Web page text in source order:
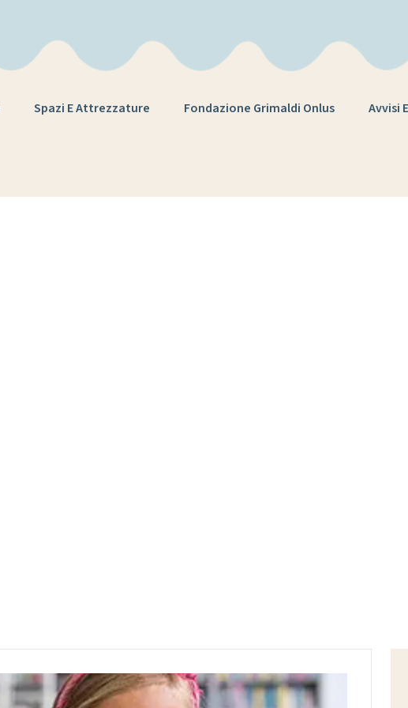
Spazi E Attrezzature Fondazione Grimaldi Onlus Avvisi